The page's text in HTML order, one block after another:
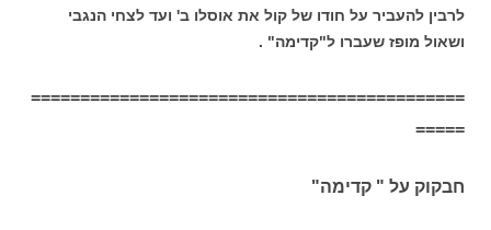
לרבין להעביר על חודו של קול את אוסלו ב' ועד לצחי הנגבי
ושאול מופז שעברו ל"קדימה" .
============================================
=====
חבקוק על " קדימה"